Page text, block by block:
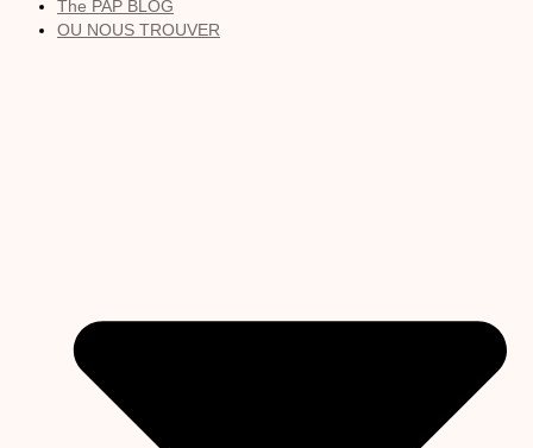
The PAP BLOG
OU NOUS TROUVER